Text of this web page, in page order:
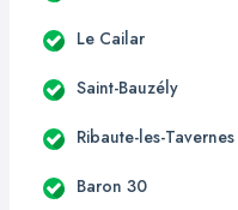
Le Cailar
Saint-Bauzély
Ribaute-les-Tavernes
Baron 30